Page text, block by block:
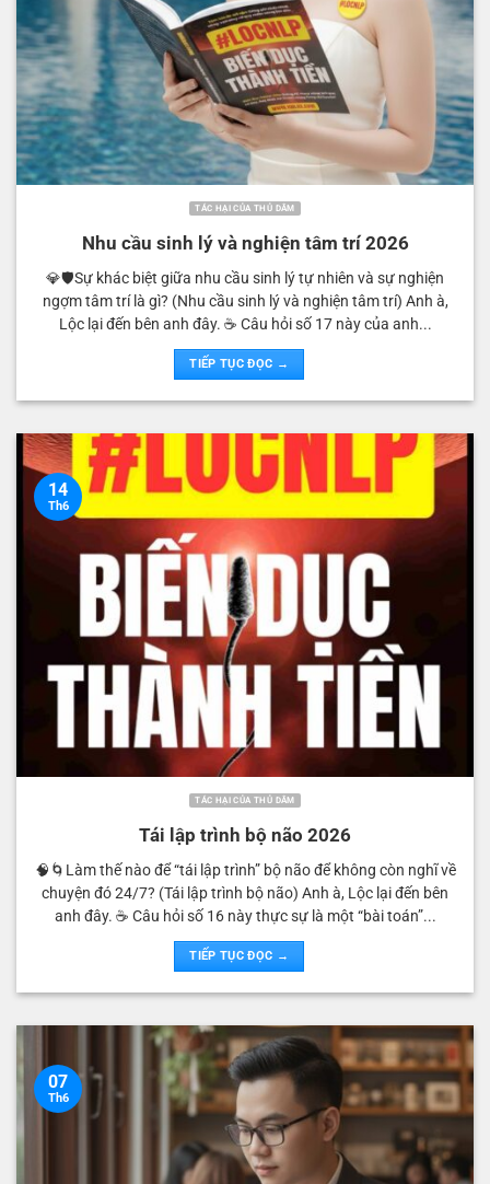
TÁC HẠI CỦA THỦ DÂM
Nhu cầu sinh lý và nghiện tâm trí 2026
💎🛡️Sự khác biệt giữa nhu cầu sinh lý tự nhiên và sự nghiện
ngợm tâm trí là gì? (Nhu cầu sinh lý và nghiện tâm trí) Anh à,
Lộc lại đến bên anh đây. ☕️ Câu hỏi số 17 này của anh...
TIẾP TỤC ĐỌC →
TÁC HẠI CỦA THỦ DÂM
Tái lập trình bộ não 2026
🧠🌀Làm thế nào để “tái lập trình” bộ não để không còn nghĩ về
chuyện đó 24/7? (Tái lập trình bộ não) Anh à, Lộc lại đến bên
anh đây. ☕️ Câu hỏi số 16 này thực sự là một “bài toán”...
TIẾP TỤC ĐỌC →
14
Th6
07
Th6